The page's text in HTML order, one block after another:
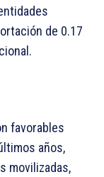
de 0.17
favorables
años,
movilizadas,